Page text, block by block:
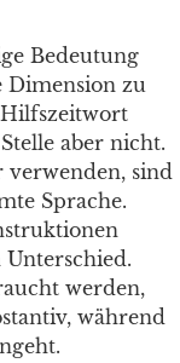
Bedeutung
Dimension zu
aber nicht.
verwenden, sind
Sprache.
werden,
während